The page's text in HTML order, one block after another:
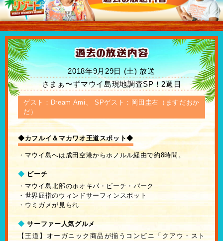
2018年9月29日 (土) 放送
さまぁ〜ずマウイ島現地調査SP！2週目
ゲスト：Dream Ami、 SPゲスト：岡田圭右（ますだおか
だ）
◆カフルイ＆マカワオ王道スポット◆
・マウイ島へは成田空港からホノルル経由で約8時間。
◆ ビーチ
・マウイ島北部のホオキパ・ビーチ・パーク
・世界屈指のウィンドサーフィンスポット
・ウミガメが見られ
◆サーファー人気グルメ
【王道】オーガニック商品が揃うコンビニ「クアウ・スト